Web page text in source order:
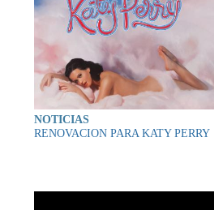
NOTICIAS
RENOVACION PARA KATY PERRY